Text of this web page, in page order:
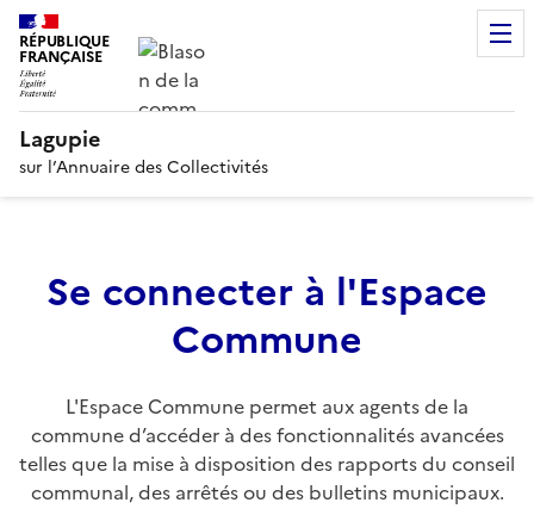
RÉPUBLIQUE
FRANÇAISE
Lagupie
sur l’Annuaire des Collectivités
Se connecter à l'Espace
Commune
L'Espace Commune permet aux agents de la
commune d’accéder à des fonctionnalités avancées
telles que la mise à disposition des rapports du conseil
communal, des arrêtés ou des bulletins municipaux.